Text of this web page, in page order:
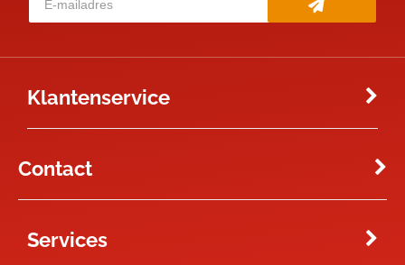
Klantenservice
Contact
Services